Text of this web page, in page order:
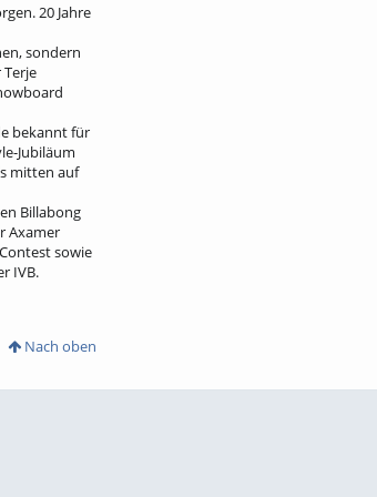
20 Jahre
sondern
bekannt für
Jubiläum
mitten auf
Billabong
Axamer
sowie
IVB.
Nach oben